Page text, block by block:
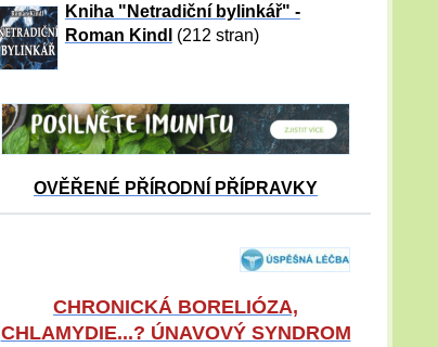
Kniha "Netradiční bylinkář" -
Roman Kindl
(212 stran)
OVĚŘENÉ PŘÍRODNÍ PŘÍPRAVKY
CHRONICKÁ BORELIÓZA,
CHLAMYDIE...? ÚNAVOVÝ SYNDROM